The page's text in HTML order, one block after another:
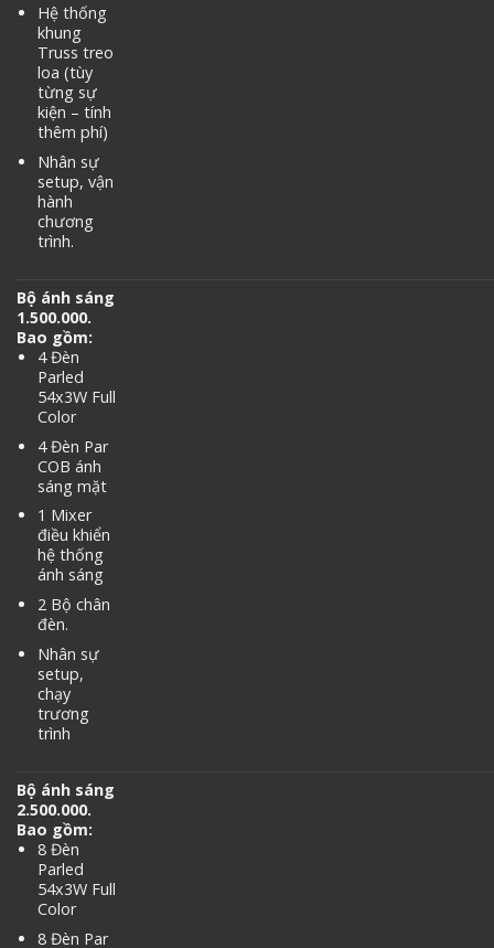
Hệ thống
khung
Truss treo
loa (tùy
từng sự
kiện – tính
thêm phí)
Nhân sự
setup, vận
hành
chương
trình.
Bộ ánh sáng
1.500.000.
Bao gồm:
4 Đèn
Parled
54x3W Full
Color
4 Đèn Par
COB ánh
sáng mặt
1 Mixer
điều khiển
hệ thống
ánh sáng
2 Bộ chân
đèn.
Nhân sự
setup,
chạy
trương
trình
Bộ ánh sáng
2.500.000.
Bao gồm:
8 Đèn
Parled
54x3W Full
Color
8 Đèn Par